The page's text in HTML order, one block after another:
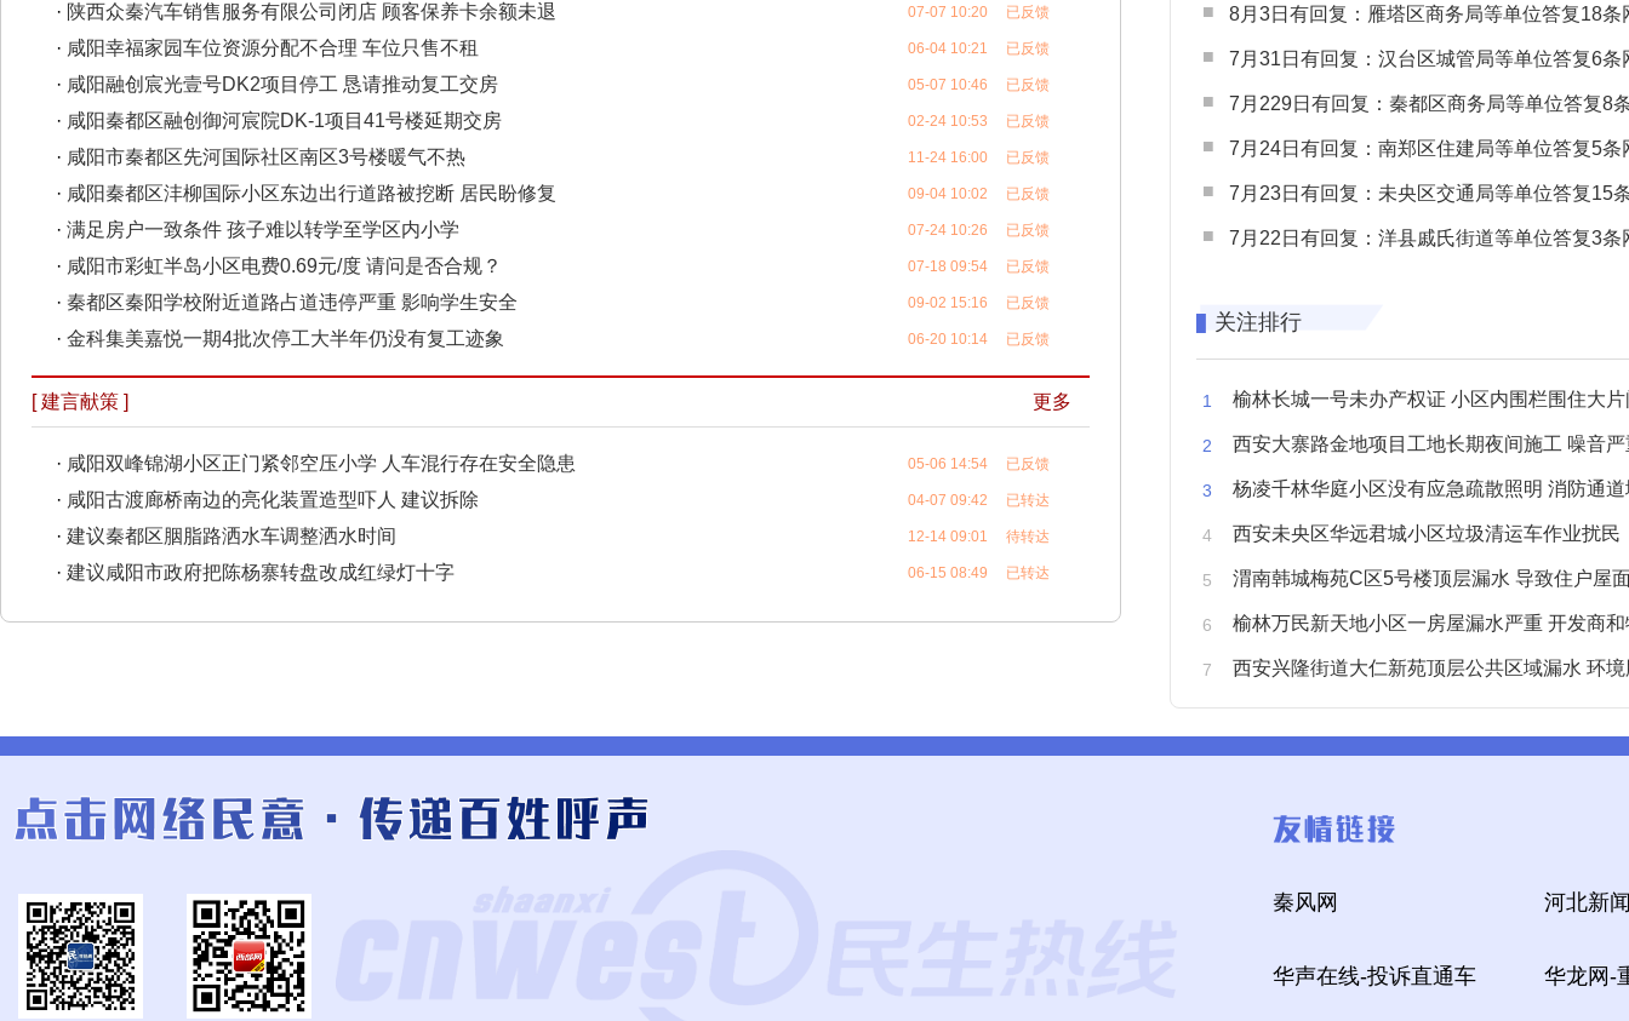
· 陕西众秦汽车销售服务有限公司闭店 顾客保养卡余额未退 07-07 10:20 已反馈
· 咸阳幸福家园车位资源分配不合理 车位只售不租 06-04 10:21 已反馈
· 咸阳融创宸光壹号DK2项目停工 恳请推动复工交房 05-07 10:46 已反馈
· 咸阳秦都区融创御河宸院DK-1项目41号楼延期交房 02-24 10:53 已反馈
· 咸阳市秦都区先河国际社区南区3号楼暖气不热 11-24 16:00 已反馈
· 咸阳秦都区沣柳国际小区东边出行道路被挖断 居民盼修复 09-04 10:02 已反馈
· 满足房户一致条件 孩子难以转学至学区内小学 07-24 10:26 已反馈
· 咸阳市彩虹半岛小区电费0.69元/度 请问是否合规？ 07-18 09:54 已反馈
· 秦都区秦阳学校附近道路占道违停严重 影响学生安全 09-02 15:16 已反馈
· 金科集美嘉悦一期4批次停工大半年仍没有复工迹象 06-20 10:14 已反馈
[ 建言献策 ] 更多
· 咸阳双峰锦湖小区正门紧邻空压小学 人车混行存在安全隐患 05-06 14:54 已反馈
· 咸阳古渡廊桥南边的亮化装置造型吓人 建议拆除 04-07 09:42 已转达
· 建议秦都区胭脂路洒水车调整洒水时间 12-14 09:01 待转达
· 建议咸阳市政府把陈杨寨转盘改成红绿灯十字 06-15 08:49 已转达
8月3日有回复：雁塔区商务局等单位答复18条网民
7月31日有回复：汉台区城管局等单位答复6条网民
7月229日有回复：秦都区商务局等单位答复8条网民
7月24日有回复：南郑区住建局等单位答复5条网民
7月23日有回复：未央区交通局等单位答复15条网民
7月22日有回复：洋县戚氏街道等单位答复3条网民
关注排行
榆林长城一号未办产权证 小区内围栏围住大片闲置
西安大寨路金地项目工地长期夜间施工 噪音严重
杨凌千林华庭小区没有应急疏散照明 消防通
西安未央区华远君城小区垃圾清运车作业扰民
渭南韩城梅苑C区5号楼顶层漏水 导致住户屋面被
榆林万民新天地小区一房屋漏水严重 开发商和物业不予
西安兴隆街道大仁新苑顶层公共区域漏水 环
秦风网 河北新
华声在线-投诉直通车 华龙网-